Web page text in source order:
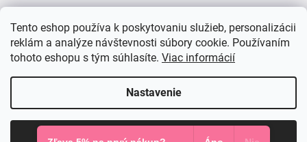
Tento eshop používa k poskytovaniu služieb, personalizácii
reklám a analýze návštevnosti súbory cookie. Používaním
tohoto eshopu s tým súhlasíte. Viac informácií
Nastavenie
Súhlasím
Instagram
Copyright 2026
Mia Dresses . Všetky práva vyhradené.